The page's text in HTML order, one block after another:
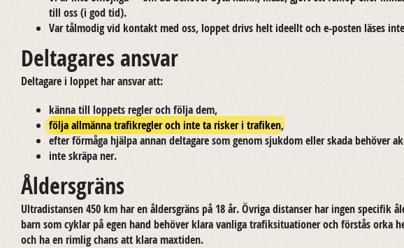
till oss (i god tid).
Var tål­mo­dig vid kon­takt med oss, lop­pet drivs helt ide­ellt och e-​posten läses
Deltagares ansvar
Del­ta­ga­re i lop­pet har an­svar att:
känna till lop­pets reg­ler och följa dem,
följa allmänna trafikregler och inte ta risker i trafiken,
efter för­må­ga hjäl­pa annan del­ta­ga­re som genom sjuk­dom eller skada be­hö­ver
inte skrä­pa ner.
Åldersgräns
Ult­ra­di­stan­sen 450 km har en ål­ders­gräns på 18 år. Öv­ri­ga di­stan­ser har ingen spe­ci­fik
barn som cyklar på egen hand be­hö­ver klara van­li­ga tra­fik­si­tu­a­tio­ner och för­stås orka
och ha en rim­lig chans att klara max­ti­den.